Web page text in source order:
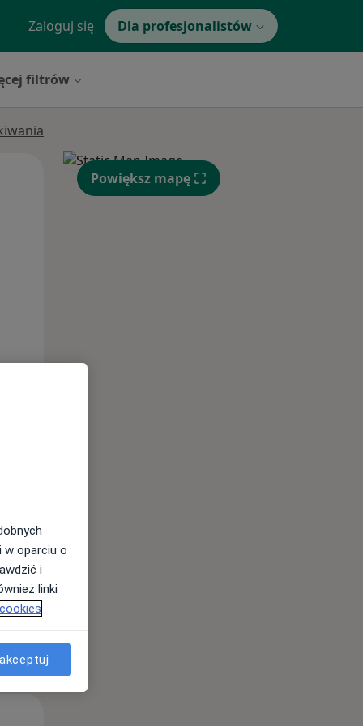
Zaloguj się Dla profesjonalistów
filtrów
Śr, Czw,
Powiększ mapę
w oparciu o
i
linki